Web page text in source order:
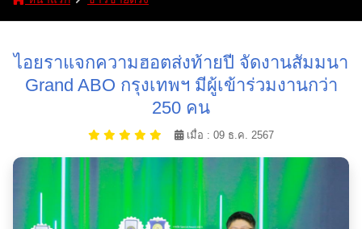
ไอยราแจกความฮอตส่งท้ายปี จัดงานสัมมนา
Grand ABO กรุงเทพฯ มีผู้เข้าร่วมงานกว่า
250 คน
เมื่อ : 09 ธ.ค. 2567